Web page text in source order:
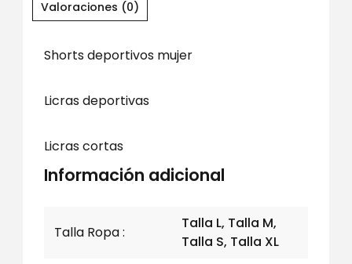
Valoraciones (0)
Shorts deportivos mujer
Licras deportivas
Licras cortas
Información adicional
Talla Ropa
Talla L, Talla M,
Talla S, Talla XL